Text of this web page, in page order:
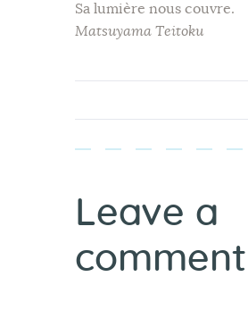
Sa lumière nous couvre.
Matsuyama Teitoku
Leave a
comment